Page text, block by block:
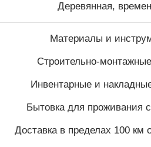
Деревянная,
Материалы и
Cтроительно-
Инвентарные и
Бытовка для проживания
Доставка в пределах 100